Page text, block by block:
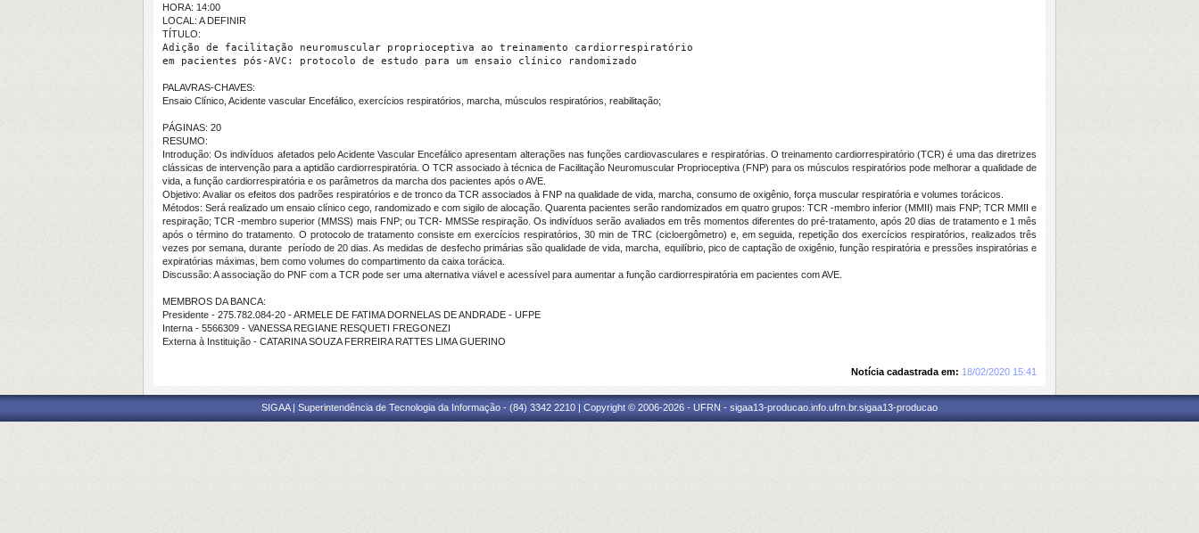
HORA: 14:00
LOCAL: A DEFINIR
TÍTULO:
Adição de facilitação neuromuscular proprioceptiva ao treinamento cardiorrespiratório
em pacientes pós-AVC: protocolo de estudo para um ensaio clínico randomizado
PALAVRAS-CHAVES:
Ensaio Clínico, Acidente vascular Encefálico, exercícios respiratórios, marcha, músculos respiratórios, reabilitação;
PÁGINAS: 20
RESUMO:
Introdução: Os indivíduos afetados pelo Acidente Vascular Encefálico apresentam alterações nas funções cardiovasculares e respiratórias. O treinamento cardiorrespiratório (TCR) é uma das diretrizes
clássicas de intervenção para a aptidão cardiorrespiratória. O TCR associado à técnica de Facilitação Neuromuscular Proprioceptiva (FNP) para os músculos respiratórios pode melhorar a qualidade de
vida, a função cardiorrespiratória e os parâmetros da marcha dos pacientes após o AVE.
Objetivo: Avaliar os efeitos dos padrões respiratórios e de tronco da TCR associados à FNP na qualidade de vida, marcha, consumo de oxigênio, força muscular respiratória e volumes torácicos.
Métodos: Será realizado um ensaio clínico cego, randomizado e com sigilo de alocação. Quarenta pacientes serão randomizados em quatro grupos: TCR -membro inferior (MMII) mais FNP; TCR MMII e
respiração; TCR -membro superior (MMSS) mais FNP; ou TCR- MMSSe respiração. Os indivíduos serão avaliados em três momentos diferentes do pré-tratamento, após 20 dias de tratamento e 1 mês
após o término do tratamento. O protocolo de tratamento consiste em exercícios respiratórios, 30 min de TRC (cicloergômetro) e, em seguida, repetição dos exercícios respiratórios, realizados três
vezes por semana, durante período de 20 dias. As medidas de desfecho primárias são qualidade de vida, marcha, equilíbrio, pico de captação de oxigênio, função respiratória e pressões inspiratórias e
expiratórias máximas, bem como volumes do compartimento da caixa torácica.
Discussão: A associação do PNF com a TCR pode ser uma alternativa viável e acessível para aumentar a função cardiorrespiratória em pacientes com AVE.
MEMBROS DA BANCA:
Presidente - 275.782.084-20 - ARMELE DE FATIMA DORNELAS DE ANDRADE - UFPE
Interna - 5566309 - VANESSA REGIANE RESQUETI FREGONEZI
Externa à Instituição - CATARINA SOUZA FERREIRA RATTES LIMA GUERINO
Notícia cadastrada em: 18/02/2020 15:41
SIGAA | Superintendência de Tecnologia da Informação - (84) 3342 2210 | Copyright © 2006-2026 - UFRN - sigaa13-producao.info.ufrn.br.sigaa13-producao